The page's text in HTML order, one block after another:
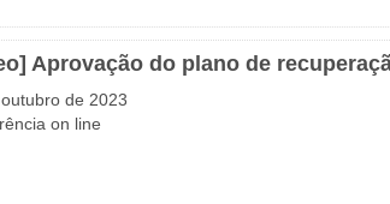
Aprovação do plano de
de 2023
on line